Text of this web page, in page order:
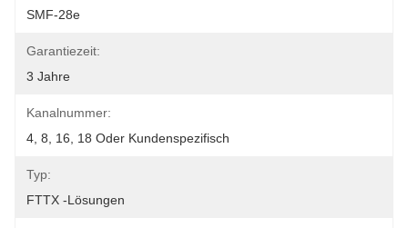
SMF-28e
Garantiezeit:
3 Jahre
Kanalnummer:
4, 8, 16, 18 Oder Kundenspezifisch
Typ:
FTTX -Lösungen